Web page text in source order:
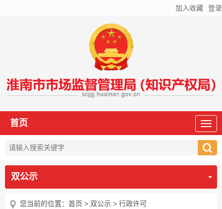
加入收藏 登录
首页
双公示
您当前的位置： 首页 > 双公示 > 行政许可